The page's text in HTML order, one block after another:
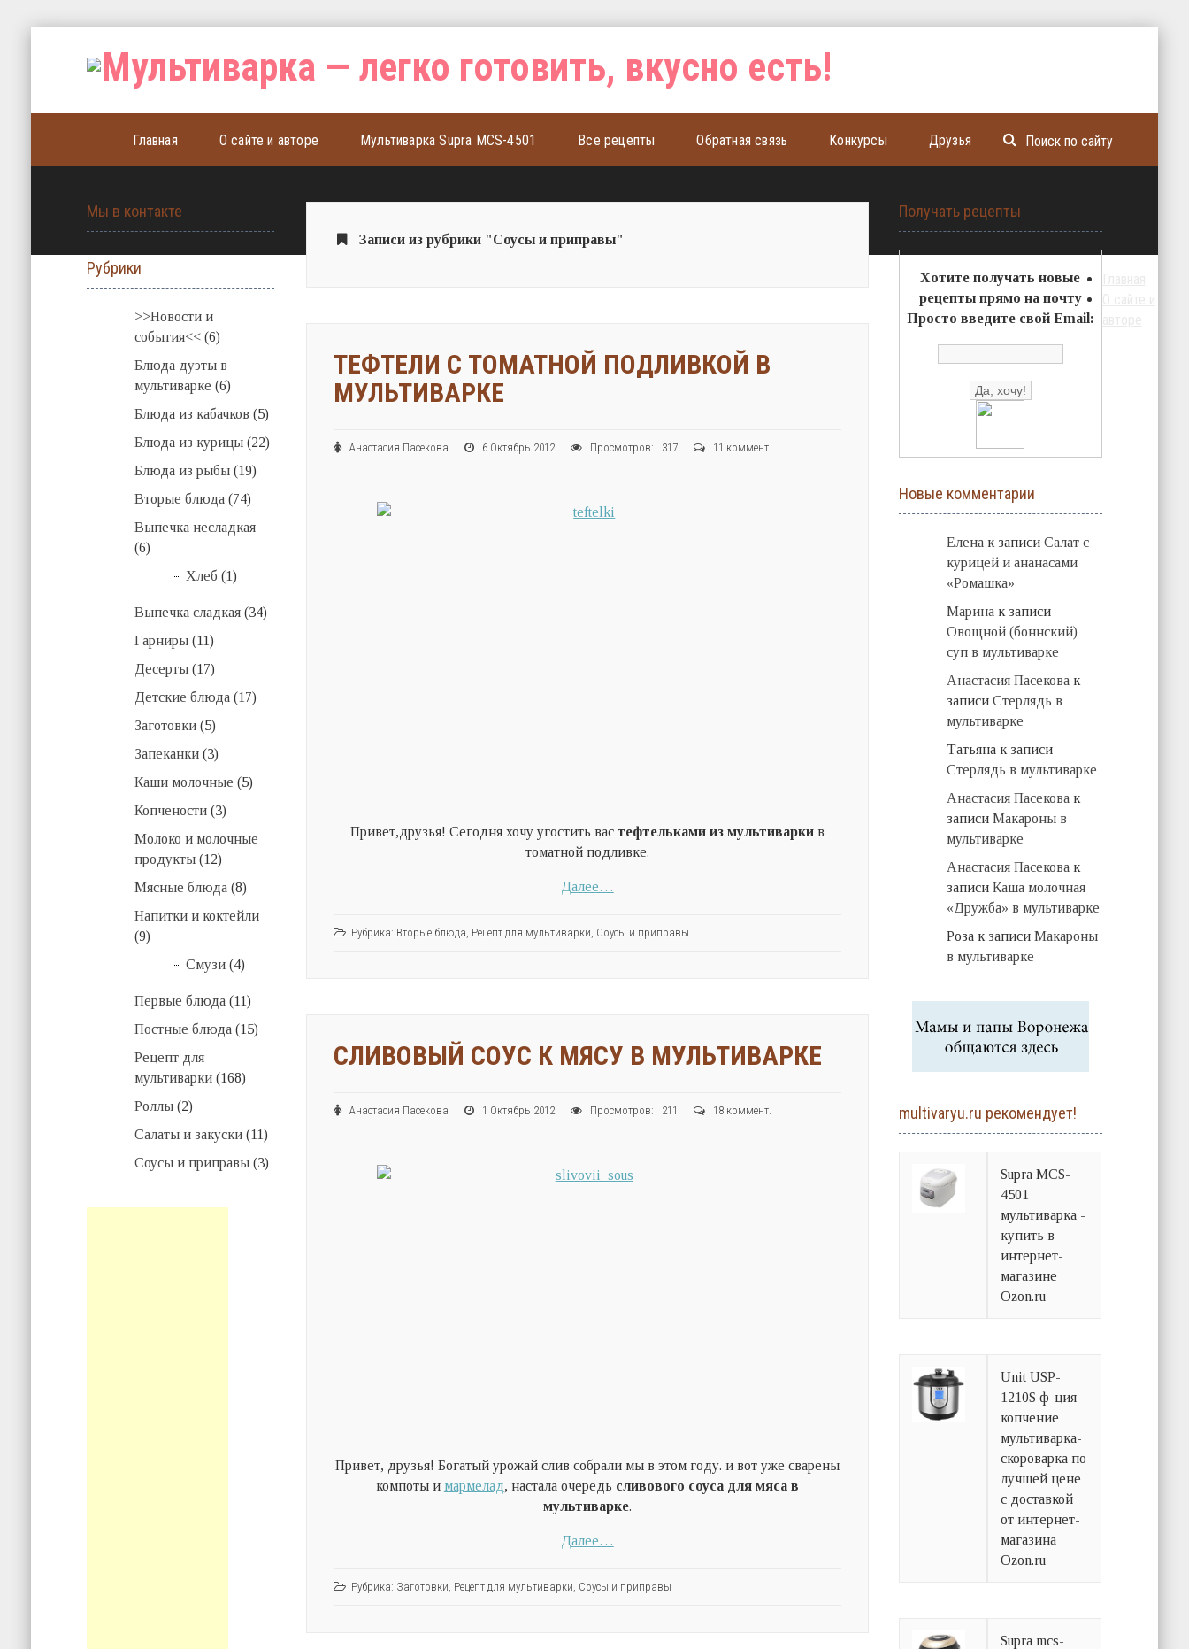
Главная О сайте и авторе Мультиварка Supra MCS-4501 Все рецепты Обратная связь Конкурсы Друзья
Записи из рубрики "Соусы и приправы"
ТЕФТЕЛИ С ТОМАТНОЙ ПОДЛИВКОЙ В
МУЛЬТИВАРКЕ
Анастасия Пасекова 6 Октябрь 2012 Просмотров: 317 11 коммент.
Привет,друзья! Сегодня хочу угостить вас тефтельками из мультиваркив
томатной подливке.
Далее…
Рубрика: Вторые блюда, Рецепт для мультиварки, Соусы и приправы
СЛИВОВЫЙ СОУС К МЯСУ В МУЛЬТИВАРКЕ
Анастасия Пасекова 1 Октябрь 2012 Просмотров: 211 18 коммент.
Привет, друзья! Богатый урожай слив собрали мы в этом году. и вот уже сварены
компоты и мармелад, настала очередь сливового соуса для мяса в
мультиварке.
Далее…
Рубрика: Заготовки, Рецепт для мультиварки, Соусы и приправы
Мы в контакте
Рубрики
>>Новости и
события<< (6)
Блюда дуэты в
мультиварке (6)
Блюда из кабачков (5)
Блюда из курицы (22)
Блюда из рыбы (19)
Вторые блюда (74)
Выпечка несладкая
(6)
Хлеб (1)
Выпечка сладкая (34)
Гарниры (11)
Десерты (17)
Детские блюда (17)
Заготовки (5)
Запеканки (3)
Каши молочные (5)
Копчености (3)
Молоко и молочные
продукты (12)
Мясные блюда (8)
Напитки и коктейли
(9)
Смузи (4)
Первые блюда (11)
Постные блюда (15)
Рецепт для
мультиварки (168)
Роллы (2)
Салаты и закуски (11)
Соусы и приправы (3)
Получать рецепты
Хотите получать новые
рецепты прямо на почту
Просто введите свой Email:
Новые комментарии
Елена к записиСалат с
курицей и ананасами
«Ромашка»
Марина к записи
Овощной (боннский)
суп в мультиварке
Анастасия Пасекова к
записиСтерлядь в
мультиварке
Татьяна к записи
Стерлядь в мультиварке
Анастасия Пасекова к
записиМакароны в
мультиварке
Анастасия Пасекова к
записиКаша молочная
«Дружба» в мультиварке
Роза к записиМакароны
в мультиварке
multivaryu.ru рекомендует!
Supra MCS-
4501
мультиварка -
купить в
интернет-
магазине
Ozon.ru
Unit USP-
1210S ф-ция
копчение
мультиварка-
скороварка по
лучшей цене
с доставкой
от интернет-
магазина
Ozon.ru
Supra mcs-